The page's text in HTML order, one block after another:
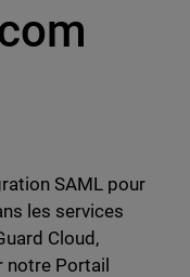
SAML pour
les services
Cloud,
notre Portail